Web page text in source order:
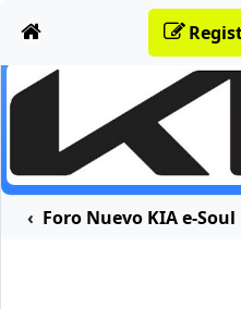
Foro Nuevo KIA e-Soul